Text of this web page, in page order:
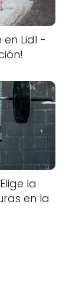
Lidl -
la
en la